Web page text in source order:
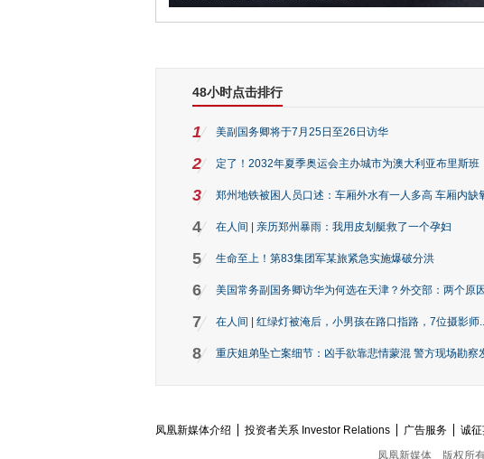
48小时点击排行
1 美副国务卿将于7月25日至26日访华
2 定了！2032年夏季奥运会主办城市为澳大利亚布里斯班
3 郑州地铁被困人员口述：车厢外水有一人多高 车厢内缺
4 在人间 | 亲历郑州暴雨：我用皮划艇救了一个孕妇
5 生命至上！第83集团军某旅紧急实施爆破分洪
6 美国常务副国务卿访华为何选在天津？外交部：两个原因
7 在人间 | 红绿灯被淹后，小男孩在路口指路，7位摄影师
8 重庆姐弟坠亡案细节：凶手欲靠悲情蒙混 警方现场勘察
凤凰新媒体介绍 投资者关系 Investor Relations 广告服务 诚
凤凰新媒体
版权所